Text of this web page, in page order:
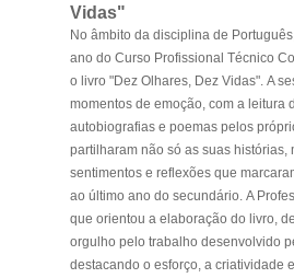
Vidas"
No âmbito da disciplina de
ano do Curso Profissional Técnico
o livro "Dez Olhares, Dez Vidas". A
momentos de emoção, com a leitura
autobiografias e poemas pelos
partilharam não só as suas histórias,
sentimentos e reflexões que
ao último ano do secundário. A
que orientou a elaboração do livro,
orgulho pelo trabalho desenvolvido
destacando o esforço, a criatividade